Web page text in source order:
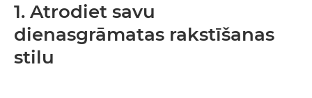
1. Atrodiet savu
dienasgrāmatas rakstīšanas
stilu